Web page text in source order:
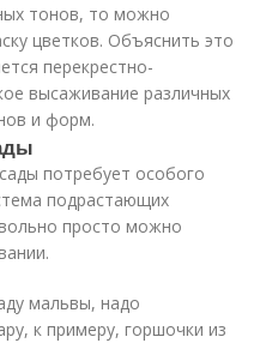
тонов, то можно
цветков. Объяснить это
перекрестно-
высаживание различных
и форм.
потребует особого
подрастающих
просто можно
мальвы, надо
к примеру, горшочки из